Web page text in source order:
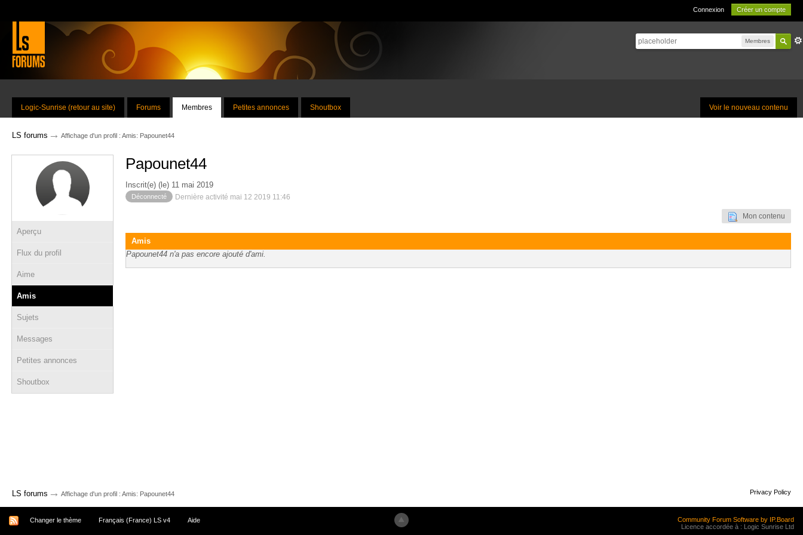
Connexion Créer un compte
Membres
Voir le nouveau contenu
Logic-Sunrise (retour au site) Forums Membres Petites annonces Shoutbox
LS forums → Affichage d'un profil : Amis: Papounet44
Aperçu
Flux du profil
Aime
Amis
Sujets
Messages
Petites annonces
Shoutbox
Papounet44
Inscrit(e) (le) 11 mai 2019
Déconnecté Dernière activité mai 12 2019 11:46
Mon contenu
Amis
Papounet44 n'a pas encore ajouté d'ami.
LS forums → Affichage d'un profil : Amis: Papounet44 Privacy Policy
Changer le thème Français (France) LS v4 Aide
Community Forum Software by IP.Board
Licence accordée à : Logic Sunrise Ltd